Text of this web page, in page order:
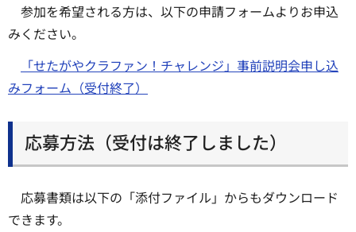
参加を希望される方は、以下の申請フォームよりお申込
みください。
「せたがやクラファン！チャレンジ」事前説明会申し込
みフォーム（受付終了）
応募方法（受付は終了しました）
応募書類は以下の「添付ファイル」からもダウンロード
できます。